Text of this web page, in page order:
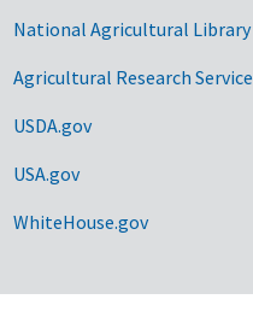
National Agricultural Library
Agricultural Research Service
USDA.gov
USA.gov
WhiteHouse.gov